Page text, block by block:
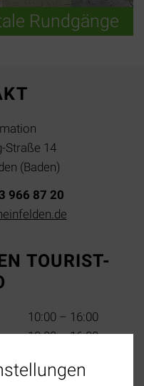
Rundgänge
Straße 14
(Baden)
966 87 20
TOURIST-
10:00 – 16:00
10:00 – 16:00
10:00 – 16:00